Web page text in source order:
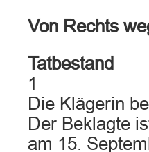
Von Rechts
Tatbestand
1
Die Klägerin
Der Beklagte
am 15.